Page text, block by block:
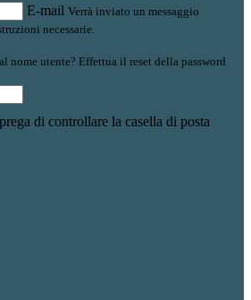
E-mail Verrà inviato un messaggio
necessarie.
nome utente? Effettua il reset della password
di controllare la casella di posta